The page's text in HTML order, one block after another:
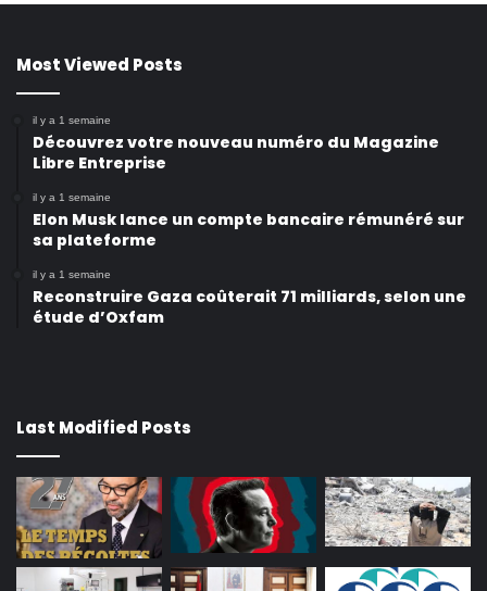
Most Viewed Posts
il y a 1 semaine
Découvrez votre nouveau numéro du Magazine
Libre Entreprise
il y a 1 semaine
Elon Musk lance un compte bancaire rémunéré sur
sa plateforme
il y a 1 semaine
Reconstruire Gaza coûterait 71 milliards, selon une
étude d’Oxfam
Last Modified Posts